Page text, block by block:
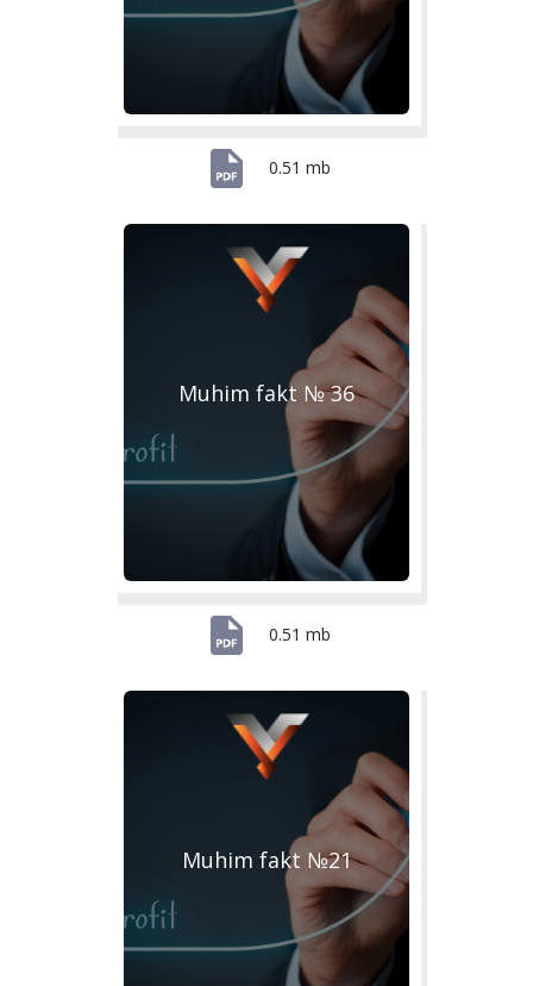
0.51 mb
Muhim fakt № 36
0.51 mb
Muhim fakt №21